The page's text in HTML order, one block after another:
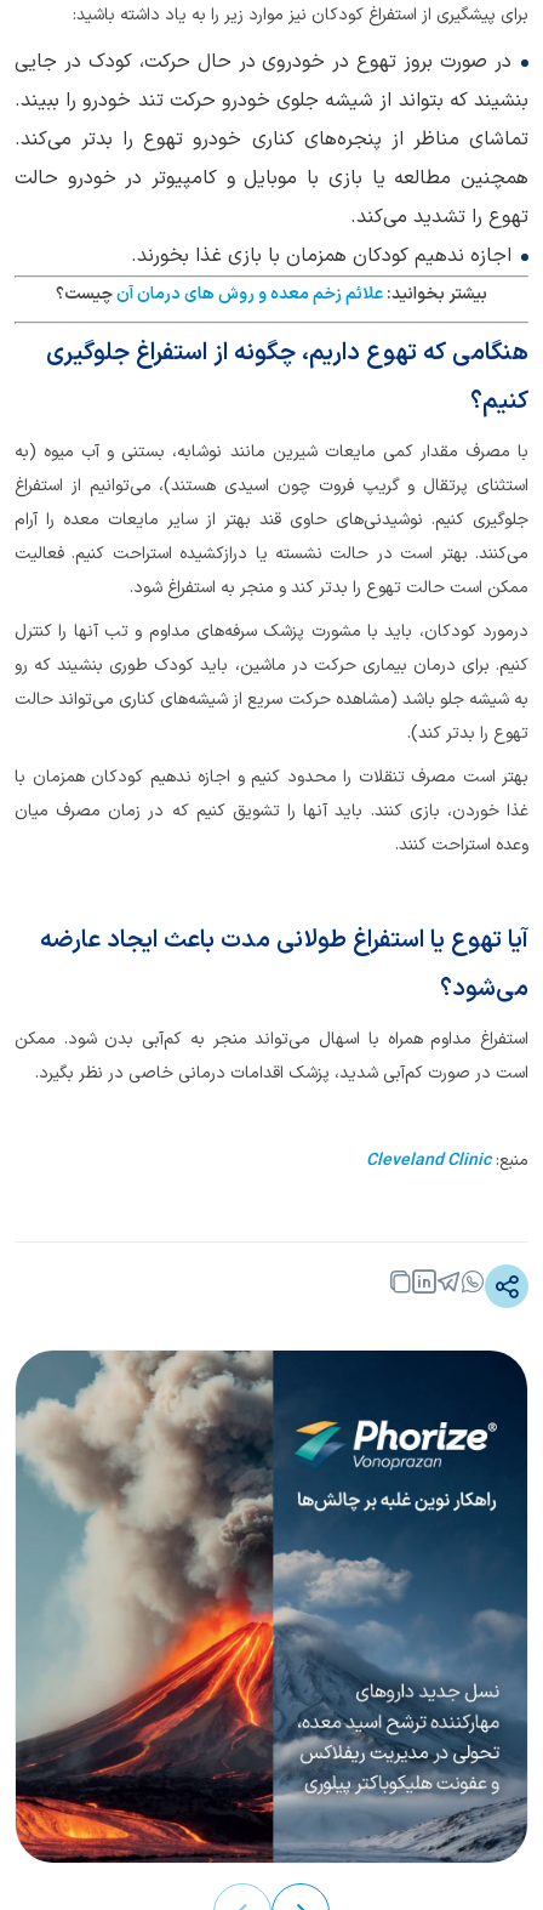
برای پیشگیری از استفراغ کودکان نیز موارد زیر را به یاد داشته باشید:
در صورت بروز تهوع در خودروی در حال حرکت، کودک در جایی
بنشیند که بتواند از شیشه جلوی خودرو حرکت تند خودرو را ببیند.
تماشای مناظر از پنجره‌های کناری خودرو تهوع را بدتر می‌کند.
همچنین مطالعه یا بازی با موبایل و کامپیوتر در خودرو حالت
تهوع را تشدید می‌کند.
اجازه ندهیم کودکان همزمان با بازی غذا بخورند.
بیشتر بخوانید:علائم زخم معده و روش های درمان آنچیست؟
هنگامی که تهوع داریم، چگونه از استفراغ جلوگیری
کنیم؟
با مصرف مقدار کمی مایعات شیرین مانند نوشابه، بستنی و آب میوه (به
استثنای پرتقال و گریپ فروت چون اسیدی هستند)، می‌توانیم از استفراغ
جلوگیری کنیم. نوشیدنی‌های حاوی قند بهتر از سایر مایعات معده را آرام
می‌کنند. بهتر است در حالت نشسته یا درازکشیده استراحت کنیم. فعالیت
ممکن است حالت تهوع را بدتر کند و منجر به استفراغ شود.
درمورد کودکان، باید با مشورت پزشک سرفه‌های مداوم و تب آنها را کنترل
کنیم. برای درمان بیماری حرکت در ماشین، باید کودک طوری بنشیند که رو
به شیشه جلو باشد (مشاهده حرکت سریع از شیشه‌های کناری می‌تواند حالت
تهوع را بدتر کند).
بهتر است مصرف تنقلات را محدود کنیم و اجازه ندهیم کودکان همزمان با
غذا خوردن، بازی کنند. باید آنها را تشویق کنیم که در زمان مصرف میان
وعده استراحت کنند.
آیا تهوع یا استفراغ طولانی مدت باعث ایجاد عارضه
می‌شود؟
استفراغ مداوم همراه با اسهال می‌تواند منجر به کم‌آبی بدن شود. ممکن
است در صورت کم‌آبی شدید، پزشک اقدامات درمانی خاصی در نظر بگیرد.
منبع:Cleveland Clinic